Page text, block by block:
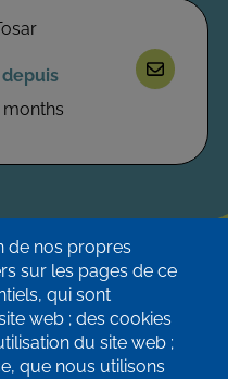
months
de nos propres
sur les pages de ce
qui sont
web ; des cookies
du site web ;
que nous utilisons